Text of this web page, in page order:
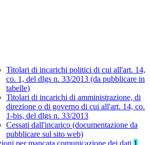
Titolari di incarichi politici di cui all'art. 14,
co. 1, del dlgs n. 33/2013 (da pubblicare in
tabelle)
Titolari di incarichi di amministrazione, di
direzione o di governo di cui all'art. 14, co.
1-bis, del dlgs n. 33/2013
Cessati dall'incarico (documentazione da
pubblicare sul sito web)